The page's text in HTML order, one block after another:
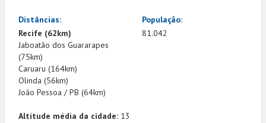
Distâncias:
Recife (62km)
Jaboatão dos Guararapes
(75km)
Caruaru (164km)
Olinda (56km)
João Pessoa / PB (64km)
Altitude média da cidade: 13
População:
81.042